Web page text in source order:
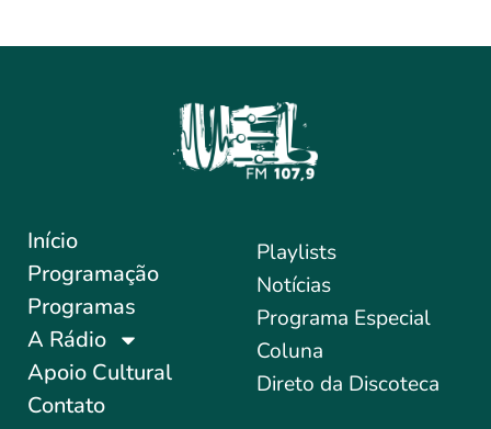
Início
Programação
Programas
A Rádio
Apoio Cultural
Contato
Playlists
Notícias
Programa Especial
Coluna
Direto da Discoteca